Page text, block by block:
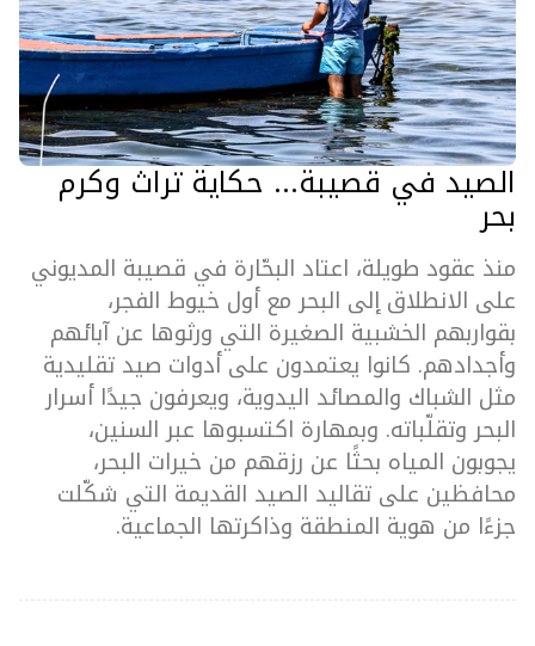
الصيد في قصيبة... حكاية تراث وكرم
بحر
منذ عقود طويلة، اعتاد البحّارة في قصيبة المديوني
على الانطلاق إلى البحر مع أول خيوط الفجر،
بقواربهم الخشبية الصغيرة التي ورثوها عن آبائهم
وأجدادهم. كانوا يعتمدون على أدوات صيد تقليدية
مثل الشباك والمصائد اليدوية، ويعرفون جيدًا أسرار
البحر وتقلّباته. وبمهارة اكتسبوها عبر السنين،
يجوبون المياه بحثًا عن رزقهم من خيرات البحر،
محافظين على تقاليد الصيد القديمة التي شكّلت
جزءًا من هوية المنطقة وذاكرتها الجماعية.